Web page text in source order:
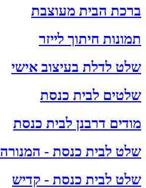
ברכת הבית מעוצבת
תמונות חיתוך לייזר
שלט לדלת בעיצוב אישי
שלטים לבית כנסת
מודים דרבנן לבית כנסת
שלט לבית כנסת - המנורה
שלט לבית כנסת - קדיש